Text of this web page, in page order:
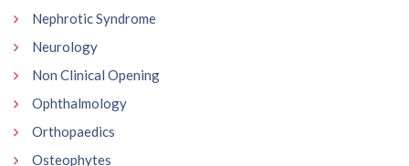
Nephrotic Syndrome
Neurology
Non Clinical Opening
Ophthalmology
Orthopaedics
Osteophytes